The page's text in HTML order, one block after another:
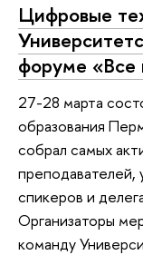
Цифровые
форуме «Все
27-28 марта
образования
собрал самых
преподавателей,
спикеров и
Организаторы
команду